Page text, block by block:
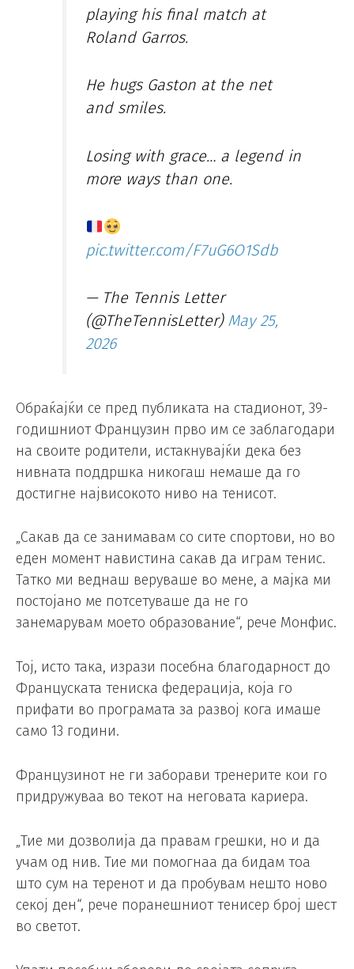
playing his final match at
Roland Garros.
He hugs Gaston at the net
and smiles.
Losing with grace… a legend in
more ways than one.
pic.twitter.com/F7uG6O1Sdb
— The Tennis Letter
(@TheTennisLetter) May 25,
2026
Обраќајќи се пред публиката на стадионот, 39-
годишниот Французин прво им се заблагодари
на своите родители, истакнувајќи дека без
нивната поддршка никогаш немаше да го
достигне највисокото ниво на тенисот.
„Сакав да се занимавам со сите спортови, но во
еден момент навистина сакав да играм тенис.
Татко ми веднаш веруваше во мене, а мајка ми
постојано ме потсетуваше да не го
занемарувам моето образование“, рече Монфис.
Тој, исто така, изрази посебна благодарност до
Француската тениска федерација, која го
прифати во програмата за развој кога имаше
само 13 години.
Французинот не ги заборави тренерите кои го
придружуваа во текот на неговата кариера.
„Тие ми дозволија да правам грешки, но и да
учам од нив. Тие ми помогнаа да бидам тоа
што сум на теренот и да пробувам нешто ново
секој ден“, рече поранешниот тенисер број шест
во светот.